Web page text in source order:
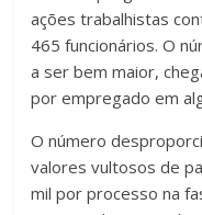
ações trabalhistas
465 funcionários. O
a ser bem maior,
por empregado em
O número
valores vultosos de
mil por processo na